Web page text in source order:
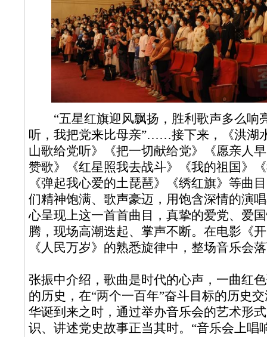
“五星红旗迎风飘扬，胜利歌声多么响
听，我把党来比母亲”……接下来，《洪湖
山歌给党听》《把一切献给党》《愿亲人
赞歌》《红星照我去战斗》《我的祖国》
《弹起我心爱的土琵琶》《绣红旗》等曲
们精神饱满、歌声豪迈，用饱含深情的演
心呈现上这一首首曲目，真挚的爱党、爱
腾，现场高潮迭起、掌声不断。在电影《
《人民万岁》的熟悉旋律中，整场音乐会
张振中介绍，歌曲是时代的心声，一曲红
的历史，在“两个一百年”奋斗目标的历史
华诞到来之时，通过举办音乐会的艺术形
识、讲述党史故事正当其时。“音乐会上唱